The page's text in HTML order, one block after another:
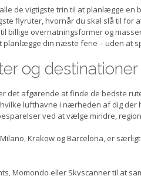
de vigtigste trin til at planlægge en
flyruter, hvornår du skal slå til for
billige overnatningsformer og
planlægge din næste ferie – uden at
og
det afgørende at finde de bedste
lufthavne i nærheden af dig der
ved at vælge mindre,
Krakow og Barcelona, er
Momondo eller Skyscanner til at